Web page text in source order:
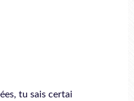
tu sais certai